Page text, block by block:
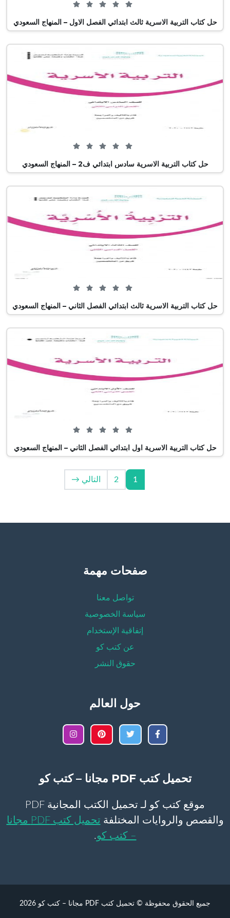
0 من 5 (0 تصويت)
حل كتاب التربية الاسرية ثالث ابتدائي الفصل الاول – المنهاج السعودي
0 من 5 (0 تصويت)
حل كتاب التربية الاسرية سادس ابتدائي ف2 – المنهاج السعودي
0 من 5 (0 تصويت)
حل كتاب التربية الاسرية ثالث ابتدائي الفصل الثاني – المنهاج السعودي
0 من 5 (0 تصويت)
حل كتاب التربية الاسرية اول ابتدائي الفصل الثاني – المنهاج السعودي
1
2 التالي →
صفحات مهمة
تواصل معنا
سياسة الخصوصية
إتفاقية الإستخدام
عن كتب كو
حقوق النشر
حول العالم
تحميل كتب PDF مجانا – كتب كو
موقع كتب كو لـ تحميل الكتب المجانية PDF
والقصص والروايات المختلفة
تحميل كتب PDF مجانا
– كتب كو.
جميع الحقوق محفوظة © تحميل كتب PDF مجانا – كتب كو 2026